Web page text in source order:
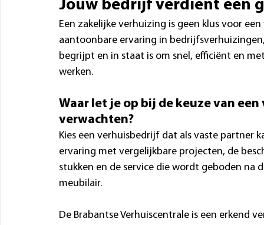
Jouw bedrijf verdient een
Een zakelijke verhuizing is geen klus voor
aantoonbare ervaring in
begrijpt en in staat is om snel, efficiënt en
werken.
Waar let je op bij de keuze van
verwachten?
Kies een verhuisbedrijf dat als vaste partner
ervaring met vergelijkbare projecten, de
stukken en de service die wordt geboden na
meubilair.
De Brabantse Verhuiscentrale is een erkend